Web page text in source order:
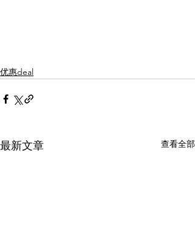
优惠deal
最新文章 查看全部